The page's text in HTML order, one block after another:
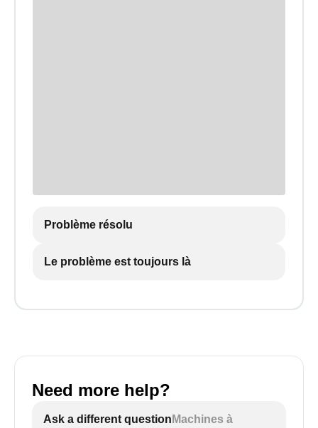
Problème résolu
Le problème est toujours là
Need more help?
Ask a different question Machines à